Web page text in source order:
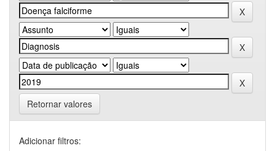
Retornar valores
Adicionar filtros: